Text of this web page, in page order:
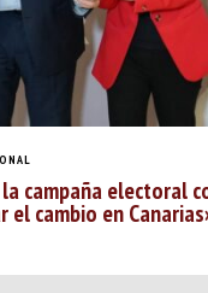
la campaña electoral
el cambio en